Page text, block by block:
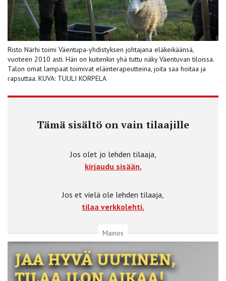
Risto Närhi toimi Väentupa-yhdistyksen johtajana eläkeikäänsä,
vuoteen 2010 asti. Hän on kuitenkin yhä tuttu näky Väentuvan tiloissa.
Talon omat lampaat toimivat eläinterapeutteina, joita saa hoitaa ja
rapsuttaa. KUVA: TUULI KORPELA
Tämä sisältö on vain tilaajille
Jos olet jo lehden tilaaja,
kirjaudu sisään.
Jos et vielä ole lehden tilaaja,
tilaa verkkolehti.
Mainos